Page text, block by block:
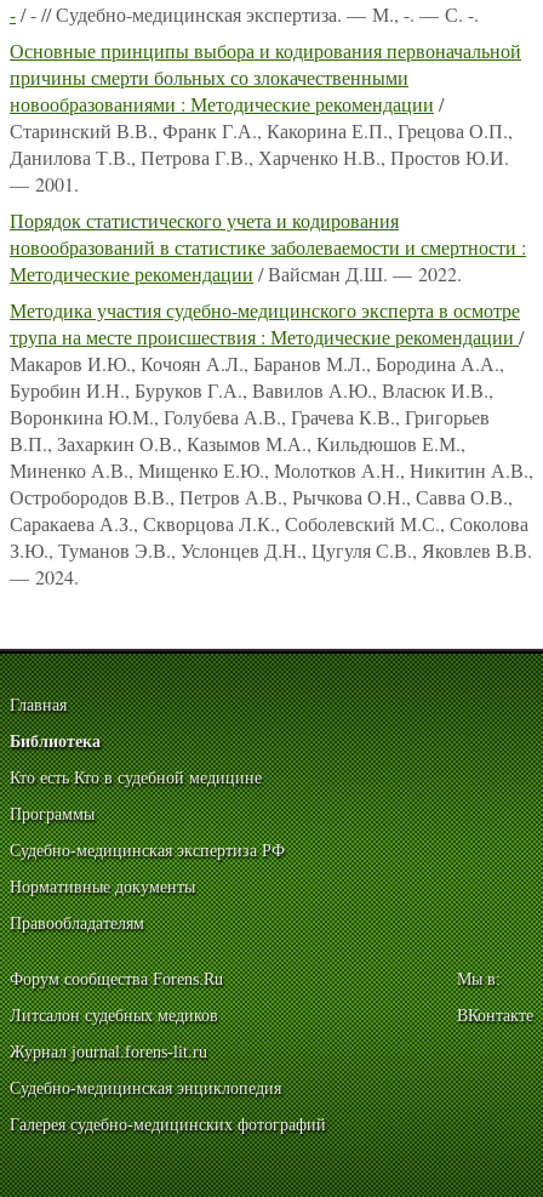
-/ - // Судебно-медицинская экспертиза. — М., -. — С. -.
Основные принципы выбора и кодирования первоначальной
причины смерти больных со злокачественными
новообразованиями : Методические рекомендации /
Старинский В.В., Франк Г.А., Какорина Е.П., Грецова О.П.,
Данилова Т.В., Петрова Г.В., Харченко Н.В., Простов Ю.И.
— 2001.
Порядок статистического учета и кодирования
новообразований в статистике заболеваемости и смертности :
Методические рекомендации / Вайсман Д.Ш. — 2022.
Методика участия судебно-медицинского эксперта в осмотре
трупа на месте происшествия : Методические рекомендации /
Макаров И.Ю., Кочоян А.Л., Баранов М.Л., Бородина А.А.,
Буробин И.Н., Буруков Г.А., Вавилов А.Ю., Власюк И.В.,
Воронкина Ю.М., Голубева А.В., Грачева К.В., Григорьев
В.П., Захаркин О.В., Казымов М.А., Кильдюшов Е.М.,
Миненко А.В., Мищенко Е.Ю., Молотков А.Н., Никитин А.В.,
Остробородов В.В., Петров А.В., Рычкова О.Н., Савва О.В.,
Саракаева А.З., Скворцова Л.К., Соболевский М.С., Соколова
З.Ю., Туманов Э.В., Услонцев Д.Н., Цугуля С.В., Яковлев В.В.
— 2024.
Главная
Библиотека
Кто есть Кто в судебной медицине
Программы
Судебно-медицинская экспертиза РФ
Нормативные документы
Правообладателям
Форум сообщества Forens.Ru
Литсалон судебных медиков
Журнал journal.forens-lit.ru
Судебно-медицинская энциклопедия
Галерея судебно-медицинских фотографий
Мы в:
ВКонтакте